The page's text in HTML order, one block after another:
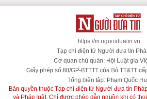
https://m.nguoiduatin.vn
Tạp chí điện tử Người đưa tin
Cơ quan chủ quản: Hội Luật gia
Giấy phép số 80/GP-BTTTT của Bộ TT&TT
Tổng biên tập: Phạm Quốc
Bản quyền thuộc Tạp chí điện tử Người đưa tin
và Pháp luật. Chỉ được phép dẫn nguồn khi có